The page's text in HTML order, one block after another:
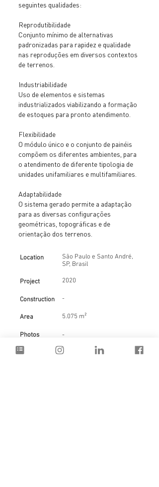
seguintes qualidades:
Reprodutibilidade
Conjunto mínimo de alternativas
padronizadas para rapidez e qualidade
nas reproduções em diversos contextos
de terrenos.
Industriabilidade
Uso de elementos e sistemas
industrializados viabilizando a formação
de estoques para pronto atendimento.
Flexibilidade
O módulo único e o conjunto de painéis
compõem os diferentes ambientes, para
o atendimento de diferente tipologia de
unidades unifamiliares e multifamiliares.
Adaptabilidade
O sistema gerado permite a adaptação
para as diversas configurações
geométricas, topográficas e de
orientação dos terrenos.
Location
São Paulo e Santo André,
SP, Brasil
Project 2020
Construction -
Area 5.075 m²
Photos -